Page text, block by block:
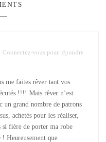
me faites rêver tant vos
!!!! Mais rêver n’est
un grand nombre de patrons
achetés pour les réaliser,
si fière de porter ma robe
Heureusement que
Connectez-vous pour répondre